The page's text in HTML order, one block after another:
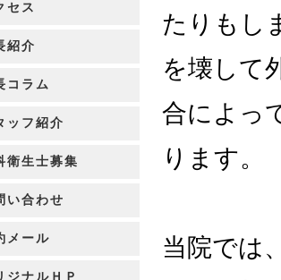
セス
紹介
コラム
ッフ紹介
衛生士募集
い合わせ
メール
ジナルＨＰ
たりもし
を壊して
合によっ
ります。
当院では